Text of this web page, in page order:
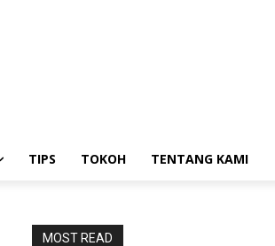
TIPS TOKOH TENTANG KAMI
MOST READ